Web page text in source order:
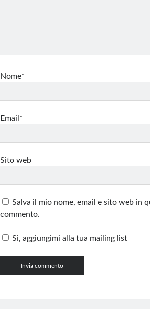
Nome*
Email*
Sito web
Salva il mio nome, email e sito web in
commento.
Si, aggiungimi alla tua mailing list